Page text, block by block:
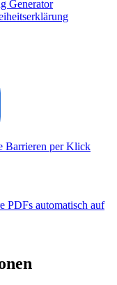
Generator
Barrieren per Klick
PDFs automatisch auf